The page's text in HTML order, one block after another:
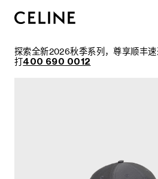
探索全新2026秋季系列，尊享顺丰
打400 690 0012